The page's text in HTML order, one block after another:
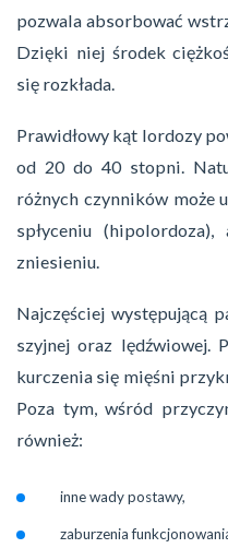
pozwala absorbować
Dzięki niej środek
się rozkłada.
Prawidłowy kąt lordozy
od 20 do 40 stopni.
różnych czynników może
spłyceniu
zniesieniu.
Najczęściej występującą
szyjnej oraz lędźwiowej.
kurczenia się mięśni
Poza tym, wśród
również:
inne wady postawy,
zaburzenia